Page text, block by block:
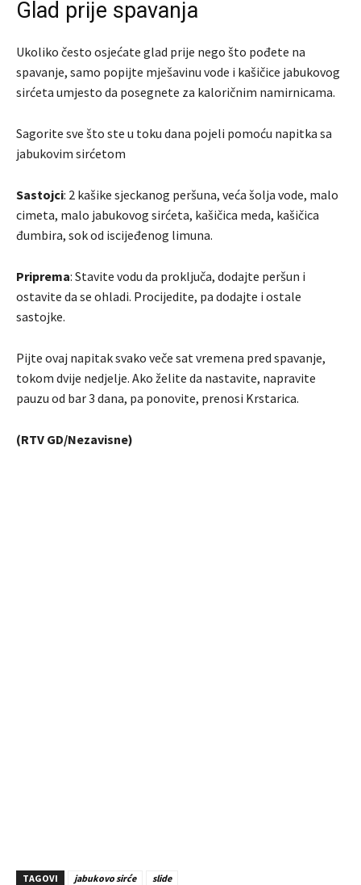
Glad prije spavanja
Ukoliko često osjećate glad prije nego što pođete na
spavanje, samo popijte mješavinu vode i kašičice jabukovog
sirćeta umjesto da posegnete za kaloričnim namirnicama.
Sagorite sve što ste u toku dana pojeli pomoću napitka sa
jabukovim sirćetom
Sastojci: 2 kašike sjeckanog peršuna, veća šolja vode, malo
cimeta, malo jabukovog sirćeta, kašičica meda, kašičica
đumbira, sok od iscijeđenog limuna.
Priprema: Stavite vodu da proključa, dodajte peršun i
ostavite da se ohladi. Procijedite, pa dodajte i ostale
sastojke.
Pijte ovaj napitak svako veče sat vremena pred spavanje,
tokom dvije nedjelje. Ako želite da nastavite, napravite
pauzu od bar 3 dana, pa ponovite, prenosi Krstarica.
(RTV GD/Nezavisne)
TAGOVI jabukovo sirće slide